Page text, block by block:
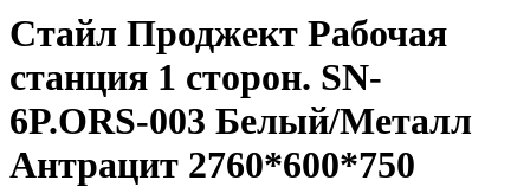
Стайл Проджект Рабочая
станция 1 сторон. SN-
6P.ORS-003 Белый/Металл
Антрацит 2760*600*750